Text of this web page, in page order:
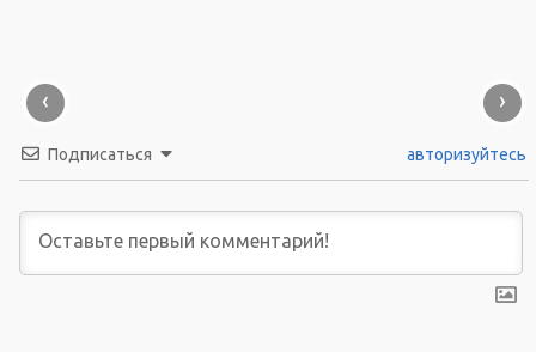
‹ ›
Подписаться авторизуйтесь